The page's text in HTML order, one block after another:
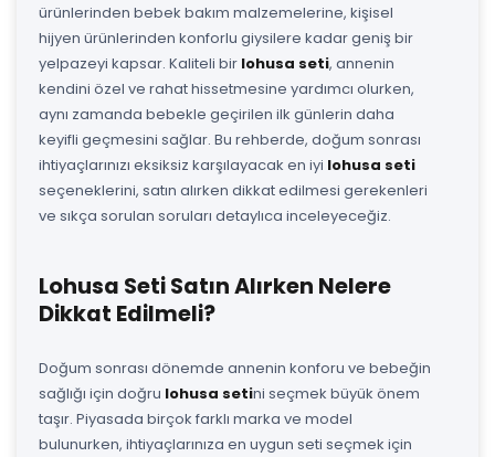
ürünlerinden bebek bakım malzemelerine, kişisel
hijyen ürünlerinden konforlu giysilere kadar geniş bir
yelpazeyi kapsar. Kaliteli bir lohusa seti, annenin
kendini özel ve rahat hissetmesine yardımcı olurken,
aynı zamanda bebekle geçirilen ilk günlerin daha
keyifli geçmesini sağlar. Bu rehberde, doğum sonrası
ihtiyaçlarınızı eksiksiz karşılayacak en iyi lohusa seti
seçeneklerini, satın alırken dikkat edilmesi gerekenleri
ve sıkça sorulan soruları detaylıca inceleyeceğiz.
Lohusa Seti Satın Alırken Nelere
Dikkat Edilmeli?
Doğum sonrası dönemde annenin konforu ve bebeğin
sağlığı için doğru lohusa setini seçmek büyük önem
taşır. Piyasada birçok farklı marka ve model
bulunurken, ihtiyaçlarınıza en uygun seti seçmek için